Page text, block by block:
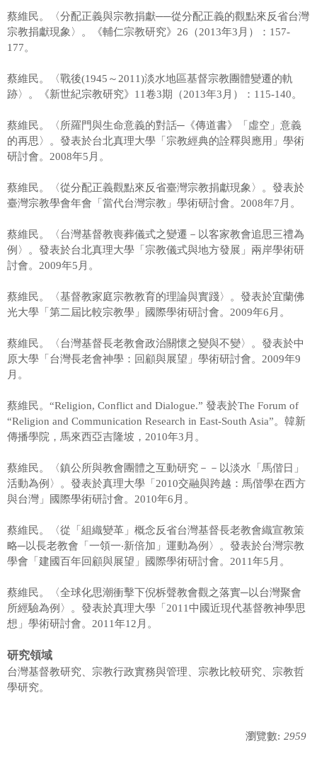
蔡維民。〈分配正義與宗教捐獻──從分配正義的觀點來反省台灣
宗教捐獻現象〉。《輔仁宗教研究》26（2013年3月）：157-
177。
蔡維民。〈戰後(1945～2011)淡水地區基督宗教團體變遷的軌
跡〉。《新世紀宗教研究》11卷3期（2013年3月）：115-140。
蔡維民。〈所羅門與生命意義的對話─《傳道書》「虛空」意義
的再思〉。發表於台北真理大學「宗教經典的詮釋與應用」學術
研討會。2008年5月。
蔡維民。〈從分配正義觀點來反省臺灣宗教捐獻現象〉。發表於
臺灣宗教學會年會「當代台灣宗教」學術研討會。2008年7月。
蔡維民。〈台灣基督教喪葬儀式之變遷－以客家教會追思三禮為
例〉。發表於台北真理大學「宗教儀式與地方發展」兩岸學術研
討會。2009年5月。
蔡維民。〈基督教家庭宗教教育的理論與實踐〉。發表於宜蘭佛
光大學「第二屆比較宗教學」國際學術研討會。2009年6月。
蔡維民。〈台灣基督長老教會政治關懷之變與不變〉。發表於中
原大學「台灣長老會神學：回顧與展望」學術研討會。2009年9
月。
蔡維民。“Religion, Conflict and Dialogue.” 發表於The Forum of
“Religion and Communication Research in East-South Asia”。韓新
傳播學院，馬來西亞吉隆坡，2010年3月。
蔡維民。〈鎮公所與教會團體之互動研究－－以淡水「馬偕日」
活動為例〉。發表於真理大學「2010交融與跨越：馬偕學在西方
與台灣」國際學術研討會。2010年6月。
蔡維民。〈從「組織變革」概念反省台灣基督長老教會織宣教策
略─以長老教會「一領一‧新倍加」運動為例〉。發表於台灣宗教
學會「建國百年回顧與展望」國際學術研討會。2011年5月。
蔡維民。〈全球化思潮衝擊下倪柝聲教會觀之落實─以台灣聚會
所經驗為例〉。發表於真理大學「2011中國近現代基督教神學思
想」學術研討會。2011年12月。
研究領域
台灣基督教研究、宗教行政實務與管理、宗教比較研究、宗教哲
學研究。
瀏覽數: 2959